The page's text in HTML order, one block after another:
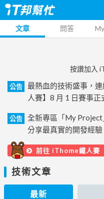
文章 問答
按讚加入
公告
最熱血的技術盛事，
人賽】8 月 1 日賽事正
公告
全新專區「My Project
分享最真實的開發經驗
前往 iThome鐵人賽
技術文章
最新